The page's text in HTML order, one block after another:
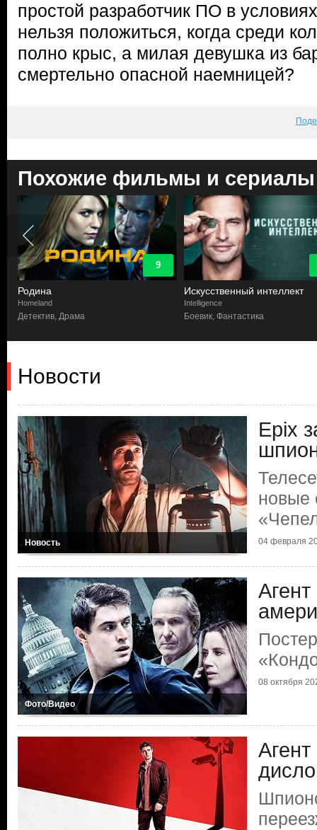
простой разработчик ПО в
нельзя положиться, когда среди
полно крыс, а милая девушка из
смертельно опасной наемницей?
Похожие фильмы и сериалы
9
Родина
Homeland
Детектив, Драма
Искусственный интеллект
Intelligence
Боевик, Фантастика
Новости
Новость
Epix
новые
04 февраля
Фото/Видео
08 октября